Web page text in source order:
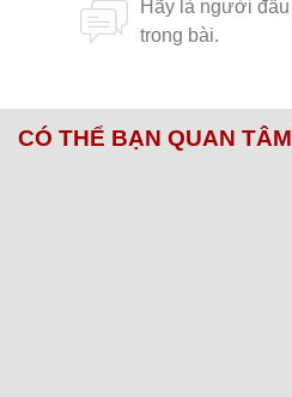
CÓ THỂ BẠN QUAN TÂM